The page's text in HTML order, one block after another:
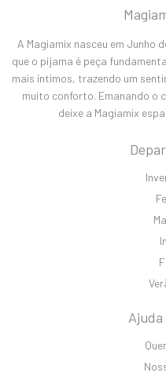
A Magiamix nasceu em Junho
que o pijama é peça
mais íntimos, trazendo um
muito conforto. Emanando o
deixe a Magiamix